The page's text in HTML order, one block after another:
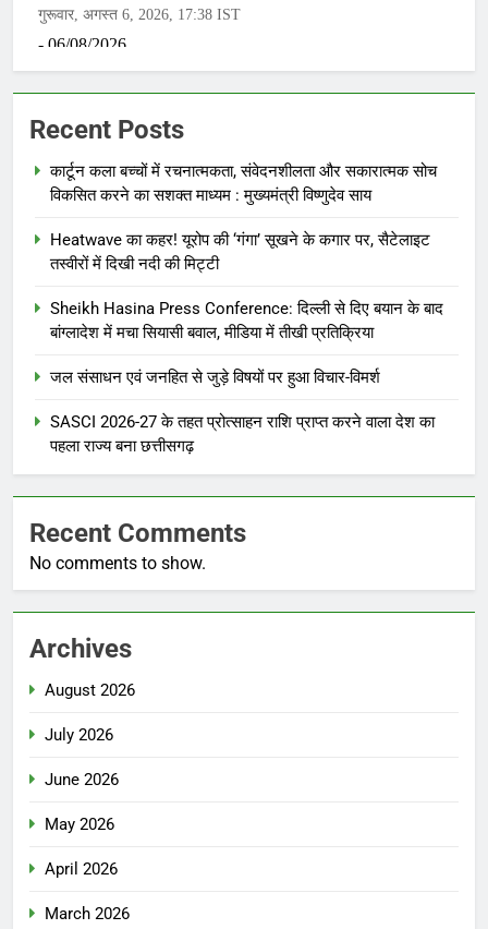
Recent Posts
कार्टून कला बच्चों में रचनात्मकता, संवेदनशीलता और सकारात्मक सोच
विकसित करने का सशक्त माध्यम : मुख्यमंत्री विष्णुदेव साय
Heatwave का कहर! यूरोप की ‘गंगा’ सूखने के कगार पर, सैटेलाइट
तस्वीरों में दिखी नदी की मिट्टी
Sheikh Hasina Press Conference: दिल्ली से दिए बयान के बाद
बांग्लादेश में मचा सियासी बवाल, मीडिया में तीखी प्रतिक्रिया
जल संसाधन एवं जनहित से जुड़े विषयों पर हुआ विचार-विमर्श
SASCI 2026-27 के तहत प्रोत्साहन राशि प्राप्त करने वाला देश का
पहला राज्य बना छत्तीसगढ़
Recent Comments
No comments to show.
Archives
August 2026
July 2026
June 2026
May 2026
April 2026
March 2026